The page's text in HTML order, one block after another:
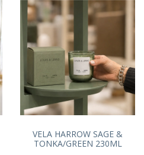
VELA HARROW SAGE &
TONKA/GREEN 230ML